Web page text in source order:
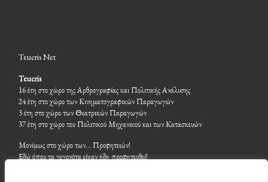
Teucris Net
Teucris
16 έτη στο χώρο της Αρθρογραφίας και Πολιτικής Ανάλυσης
24 έτη στο χώρο των Κινηματογραφικών Παραγωγών
3 έτη στο χώρο των Θεατρικών Παραγωγών
37 έτη στο χώρο του Πολιτικού Μηχανικού και των Κατασκευών
Μονίμως στο χώρο των… Προφητειών!
Εδώ όπου τα γεγονότα είχαν ήδη προφητευθεί!